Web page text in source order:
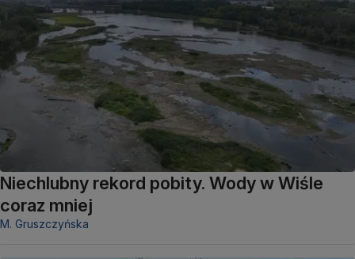
Niechlubny rekord pobity. Wody w Wiśle
coraz mniej
M. Gruszczyńska